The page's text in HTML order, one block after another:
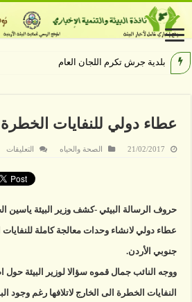
بلدية جرش تكرم اللجان العاملة وال
عطاء دولي للنفايات الخطرة
21/02/2017 الصحة والحياه التعليقات
حروف الرسالة البيئي -كشف وزير البيئة ياسين
عطاء دولي لانشاء وحدات معالجة كاملة
جنوبي الأردن.
ووجه النائب جمال قموه سؤالا لوزير البيئة
النفايات الخطرة الى الخارج لاتلافها رغم وجود